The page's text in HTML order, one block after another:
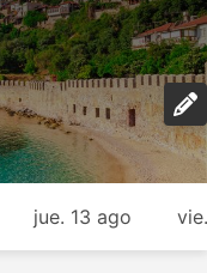
jue. 13 ago